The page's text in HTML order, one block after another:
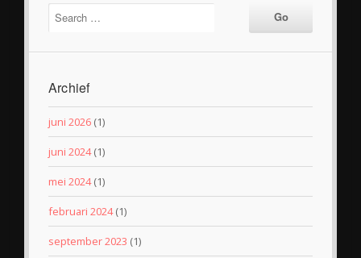
Archief
juni 2026 (1)
juni 2024(1)
mei 2024(1)
februari 2024(1)
september 2023 (1)